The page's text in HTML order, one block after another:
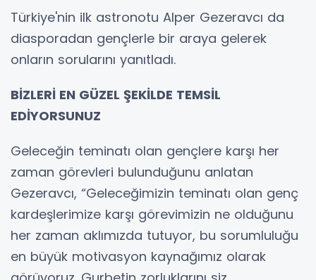
Türkiye'nin ilk astronotu Alper Gezeravcı da
diasporadan gençlerle bir araya gelerek
onların sorularını yanıtladı.
BİZLERİ EN GÜZEL ŞEKİLDE TEMSİL
EDİYORSUNUZ
Geleceğin teminatı olan gençlere karşı her
zaman görevleri bulunduğunu anlatan
Gezeravcı, “Geleceğimizin teminatı olan genç
kardeşlerimize karşı görevimizin ne olduğunu
her zaman aklımızda tutuyor, bu sorumluluğu
en büyük motivasyon kaynağımız olarak